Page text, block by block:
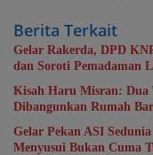
Berita Terkait
Gelar Rakerda, DPD
dan Soroti Pemadaman
Kisah Haru Misran: Dua
Dibangunkan Rumah
Gelar Pekan ASI
Menyusui Bukan Cuma